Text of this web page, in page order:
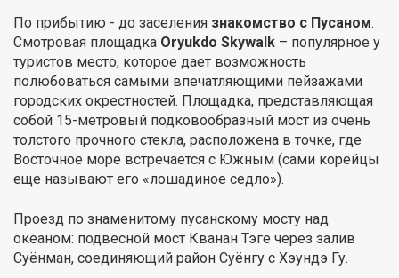
По прибытию - до заселения знакомство с Пусаном.
Смотровая площадка Oryukdo Skywalk – популярное у
туристов место, которое дает возможность
полюбоваться самыми впечатляющими пейзажами
городских окрестностей. Площадка, представляющая
собой 15-метровый подковообразный мост из очень
толстого прочного стекла, расположена в точке, где
Восточное море встречается с Южным (сами корейцы
еще называют его «лошадиное седло»).
Проезд по знаменитому пусанскому мосту над
океаном: подвесной мост Кванан Тэге через залив
Суёнман, соединяющий район Суёнгу с Хэундэ Гу.